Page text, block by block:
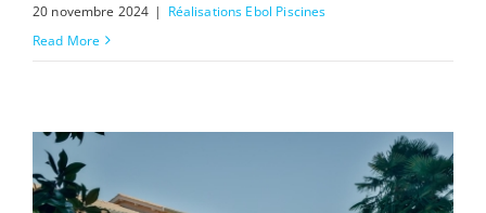
20 novembre 2024 | Réalisations Ebol Piscines
Read More